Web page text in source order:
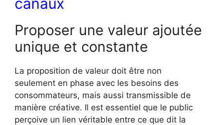
Proposer une valeur ajoutée
unique et constante
La proposition de valeur doit être non
seulement en phase avec les besoins des
consommateurs, mais aussi transmissible de
manière créative. Il est essentiel que le public
perçoive un lien véritable entre ce que dit la